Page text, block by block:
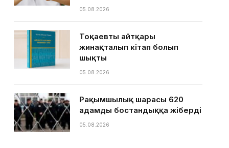
05.08.2026
Тоқаевтың айтқары
жинақталып кітап болып
шықты
05.08.2026
Рақымшылық шарасы 620
адамды бостандыққа жіберді
05.08.2026